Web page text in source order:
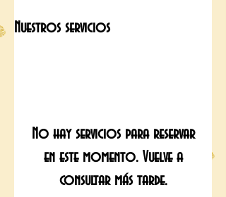
Nuestros servicios
No hay servicios para reservar
en este momento. Vuelve a
consultar más tarde.